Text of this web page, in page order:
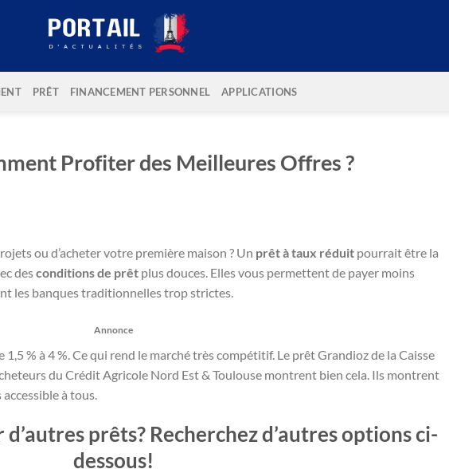
PRÊT FINANCEMENT PERSONNEL APPLICATIONS
Profiter des Meilleures Offres ?
ou d’acheter votre première maison ? Un prêt à taux réduit pourrait être la
desconditions de prêt plus douces. Elles vous permettent de payer moins
les banques traditionnelles trop strictes.
Annonce
% à 4 %. Ce qui rend le marché très compétitif. Le prêt Grandioz de la Caisse
du Crédit Agricole Nord Est & Toulouse montrent bien cela. Ils montrent
à tous.
prêts? Recherchez d’autres options ci-
dessous!